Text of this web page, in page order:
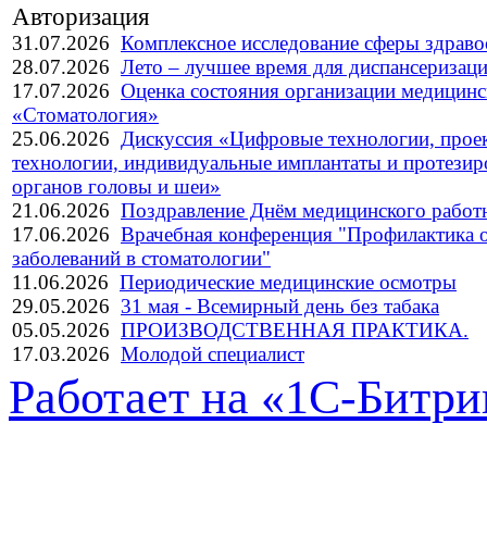
Авторизация
31.07.2026 Комплексное исследование сферы
28.07.2026 Лето – лучшее время для
17.07.2026 Оценка состояния организации
«Стоматология»
25.06.2026 Дискуссия «Цифровые технологии,
технологии, индивидуальные имплантаты и
органов головы и шеи»
21.06.2026 Поздравление Днём медицинского
17.06.2026 Врачебная конференция "Профилактика
заболеваний в стоматологии"
11.06.2026 Периодические медицинские осмотры
29.05.2026 31 мая - Всемирный день без табака
05.05.2026 ПРОИЗВОДСТВЕННАЯ ПРАКТИКА.
17.03.2026 Молодой специалист
Работает на «1С-